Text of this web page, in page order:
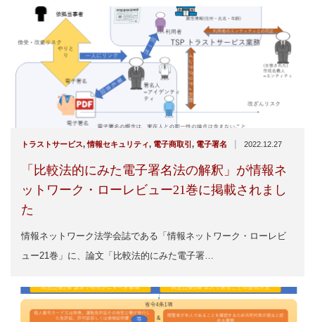
トラストサービス,情報セキュリティ, 電子商取引 , 電子署名 | 2022.12.27
「比較法的にみた電子署名法の解釈」が情報ネ
ットワーク・ローレビュー21巻に掲載されまし
た
情報ネットワーク法学会誌である「情報ネットワーク・ローレビ
ュー21巻」に、論文「比較法的にみた電子署…